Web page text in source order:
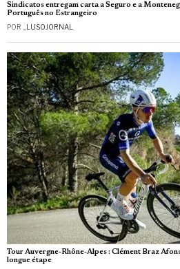
Sindicatos entregam carta a Seguro e a
Português no Estrangeiro
POR _LUSOJORNAL
Tour Auvergne-Rhône-Alpes : Clément Braz
longue étape